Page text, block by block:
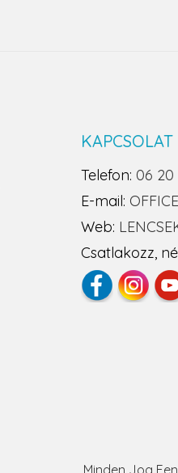
KAPCSOLAT
Telefon: 06 20
E-mail:
Web:
Csatlakozz,